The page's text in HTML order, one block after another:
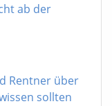
ab der
Rentner über
sollten